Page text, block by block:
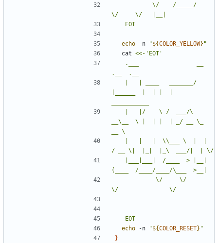
	EOT
echo -n "${COLOR_YELLOW} "
  cat
__\__  \ |  | |  | _/ __ \_
	EOT
echo -n "${COLOR_RESET} "
}